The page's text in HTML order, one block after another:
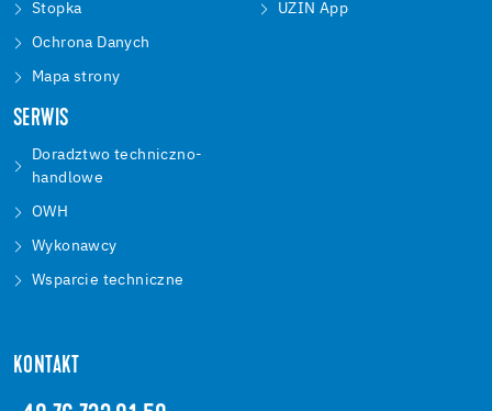
Stopka
Ochrona Danych
Mapa strony
UZIN App
SERWIS
Doradztwo techniczno-
handlowe
OWH
Wykonawcy
Wsparcie techniczne
KONTAKT